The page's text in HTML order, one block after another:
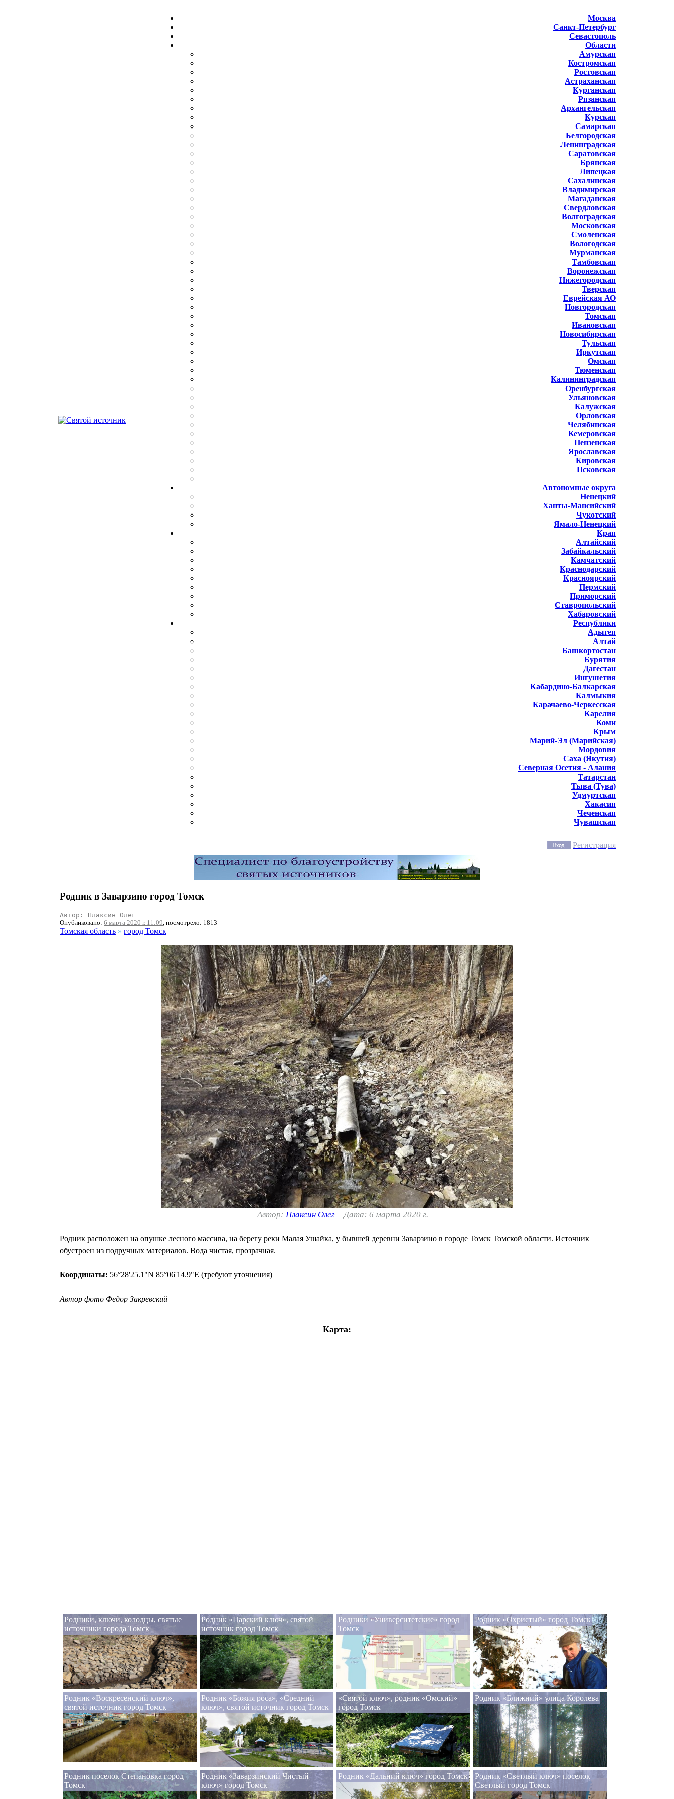
Москва
Санкт-Петербург
Севастополь
Области
Амурская
Костромская
Ростовская
Астраханская
Курганская
Рязанская
Архангельская
Курская
Самарская
Белгородская
Ленинградская
Саратовская
Брянская
Липецкая
Сахалинская
Владимирская
Магаданская
Свердловская
Волгоградская
Московская
Смоленская
Вологодская
Мурманская
Тамбовская
Воронежская
Нижегородская
Тверская
Еврейская АО
Новгородская
Томская
Ивановская
Новосибирская
Тульская
Иркутская
Омская
Тюменская
Калининградская
Оренбургская
Ульяновская
Калужская
Орловская
Челябинская
Кемеровская
Пензенская
Ярославская
Кировская
Псковская
Автономные округа
Ненецкий
Ханты-Мансийский
Чукотский
Ямало-Ненецкий
Края
Алтайский
Забайкальский
Камчатский
Краснодарский
Красноярский
Пермский
Приморский
Ставропольский
Хабаровский
Республики
Адыгея
Алтай
Башкортостан
Бурятия
Дагестан
Ингушетия
Кабардино-Балкарская
Калмыкия
Карачаево-Черкесская
Карелия
Коми
Крым
Марий-Эл (Марийская)
Мордовия
Саха (Якутия)
Северная Осетия - Алания
Татарстан
Тыва (Тува)
Удмуртская
Хакасия
Чеченская
Чувашская
Регистрация
Родник в Заварзино город Томск
Автор: Плаксин Олег
Опубликовано: 6 марта 2020 г. 11:09, посмотрело: 1813
Томская область » город Томск
Автор: Плаксин Олег Дата: 6 марта 2020 г.
Родник расположен на опушке лесного массива, на берегу реки Малая Ушайка, у бывшей деревни Заварзино в городе Томск Томской области. Источник
обустроен из подручных материалов. Вода чистая, прозрачная.
Координаты: 56°28'25.1"N 85°06'14.9"E (требуют уточнения)
Автор фото Федор Закревский
Карта:
Родники, ключи, колодцы, святые
источники города Томск
Родник «Царский ключ», святой
источник город Томск
Родники «Университетские» город
Томск
Родник «Охристый» город Томск
Родник «Воскресенский ключ»,
святой источник город Томск
Родник «Божия роса», «Средний
ключ», святой источник город Томск
«Святой ключ», родник «Омский»
город Томск
Родник «Ближний» улица Королева
Родник поселок Степановка город
Томск
Родник «Заварзинский Чистый
ключ» город Томск
Родник «Дальний ключ» город Томск
Родник «Светлый ключ» поселок
Светлый город Томск